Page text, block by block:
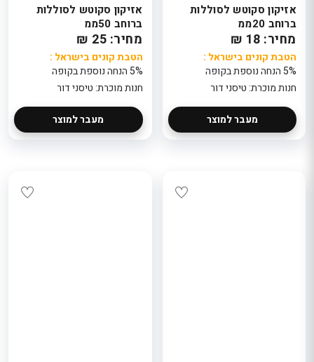
אזיקון סקוטש לסוללות
ברוחב 20ממ
מחיר: 18 ₪
הטבת קונים בישראל :
5% הנחה נוספת בקופה
חנות מוכרת: טיסני דור
מעבר למוצר
אזיקון סקוטש לסוללות
ברוחב 50ממ
מחיר: 25 ₪
הטבת קונים בישראל :
5% הנחה נוספת בקופה
חנות מוכרת: טיסני דור
מעבר למוצר